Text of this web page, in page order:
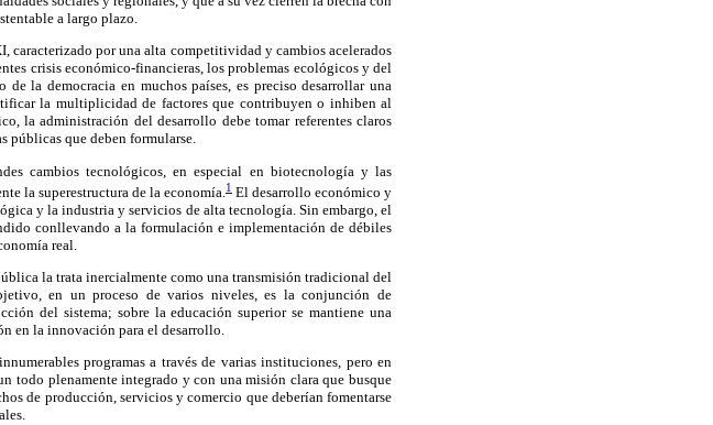
a largo plazo.
caracterizado por una alta competitividad y cambios acelerados
crisis económico-financieras, los problemas ecológicos y del
la democracia en muchos países, es preciso desarrollar una
la multiplicidad de factores que contribuyen o inhiben al
la administración del desarrollo debe tomar referentes claros
públicas que deben formularse.
cambios tecnológicos, en especial en biotecnología y las
la superestructura de la economía. 1 El desarrollo económico y
y la industria y servicios de alta tecnología. Sin embargo, el
conllevando a la formulación e implementación de débiles
real.
la trata inercialmente como una transmisión tradicional del
en un proceso de varios niveles, es la conjunción de
del sistema; sobre la educación superior se mantiene una
en la innovación para el desarrollo.
programas a través de varias instituciones, pero en
todo plenamente integrado y con una misión clara que busque
de producción, servicios y comercio que deberían fomentarse